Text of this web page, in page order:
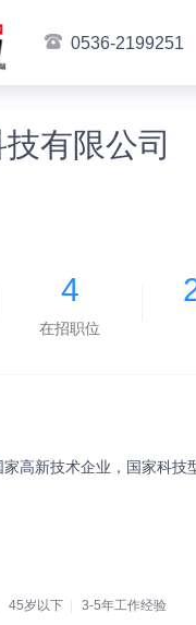
0536-2199251
有限公司
4
在招职位
高新技术企业，国家科
45岁以下 3-5年工作经验